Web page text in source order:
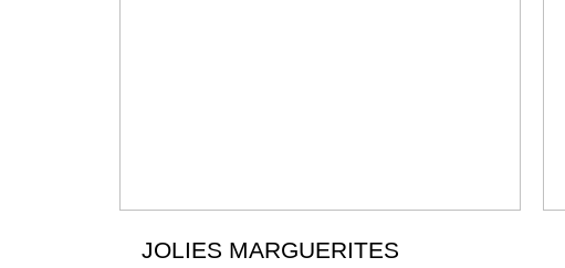
JOLIES MARGUERITES